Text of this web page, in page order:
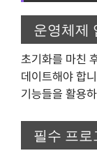
운영체제
초기화를 마친
데이트해야 합
기능들을 활용
필수 프